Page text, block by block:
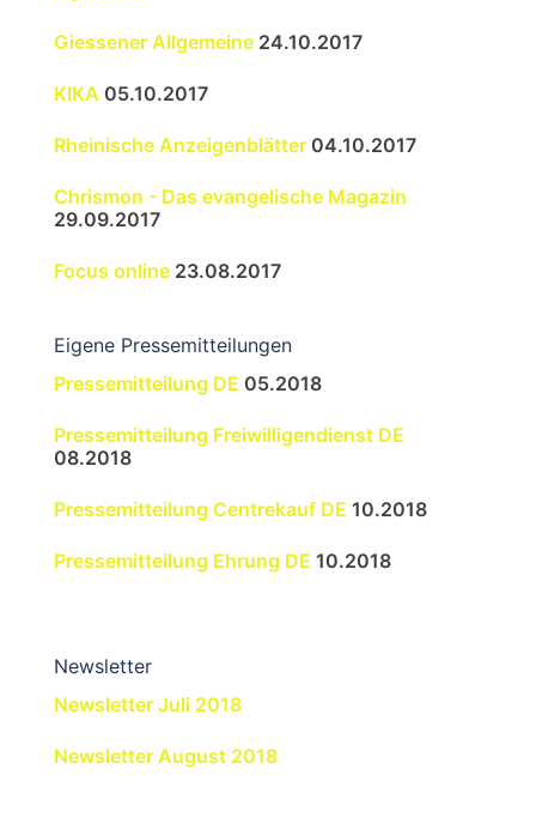
Giessener Allgemeine 24.10.2017
KIKA 05.10.2017
Rheinische Anzeigenblätter 04.10.2017
Chrismon - Das evangelische Magazin
29.09.2017
Focus online 23.08.2017
Eigene Pressemitteilungen
Pressemitteilung DE 05.2018
Pressemitteilung Freiwilligendienst DE
08.2018
Pressemitteilung Centrekauf DE 10.2018
Pressemitteilung Ehrung DE 10.2018
Newsletter
Newsletter Juli 2018
Newsletter August 2018